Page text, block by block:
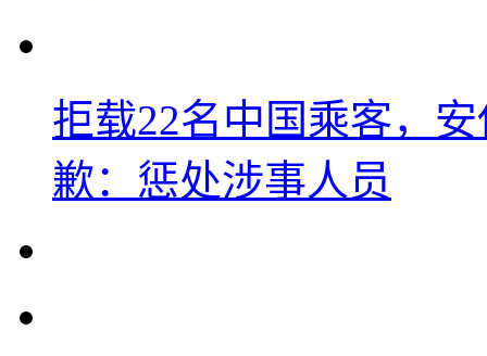
拒载22名中国乘客，
歉：惩处涉事人员